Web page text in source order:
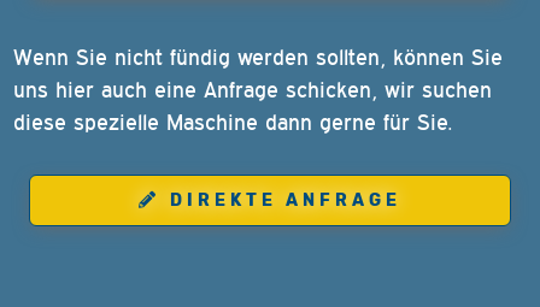
Wenn Sie nicht fündig werden sollten, können Sie
uns hier auch eine Anfrage schicken, wir suchen
diese spezielle Maschine dann gerne für Sie.
DIREKTE ANFRAGE